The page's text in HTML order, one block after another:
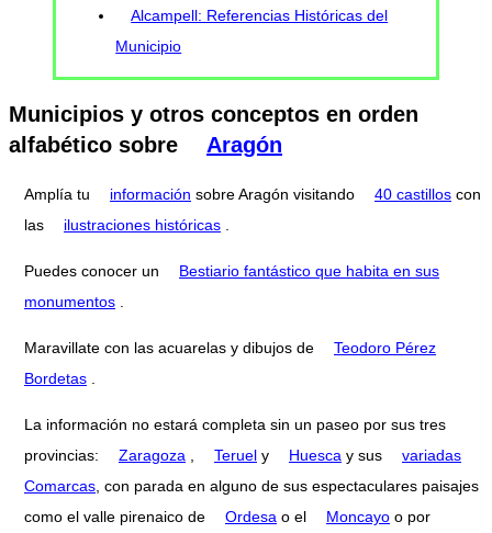
Alcampell: Referencias Históricas del
Municipio
Municipios y otros conceptos en orden
alfabético sobre
Aragón
Amplía tu información sobre Aragón visitando 40 castillos con
las
ilustraciones históricas
Puedes conocer un
Bestiario fantástico que habita en sus
monumentos
Maravillate con las acuarelas y dibujos de
Teodoro Pérez
Bordetas
La información no estará completa sin un paseo por sus tres
provincias:
Zaragoza Teruel y Huesca y sus
variadas
Comarcas , con parada en alguno de sus espectaculares paisajes
como el valle pirenaico de
Ordesa o el Moncayo o por